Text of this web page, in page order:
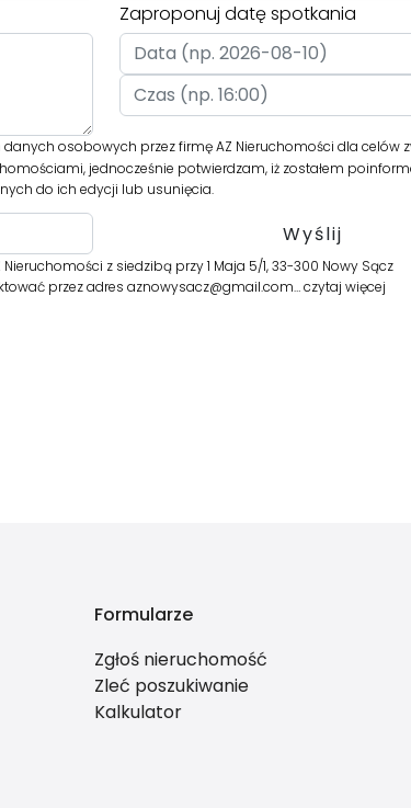
Zaproponuj datę spotkania
osobowych przez firmę AZ Nieruchomości dla celów
jednocześnie potwierdzam, iż zostałem
do ich edycji lub usunięcia.
z siedzibą przy 1 Maja 5/1, 33-300 Nowy Sącz
przez adres aznowysacz@gmail.com…czytaj więcej
Formularze
Zgłoś nieruchomość
Zleć poszukiwanie
Kalkulator